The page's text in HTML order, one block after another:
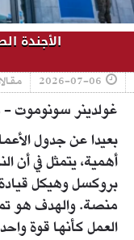
الأجندة
2026-07-06
غولدينر سونوموت
بعيدا عن جدول
أهمية، يتمثل في أن
بروكسل وهيكل
منصة. والهدف هو
العمل كأنها قوة